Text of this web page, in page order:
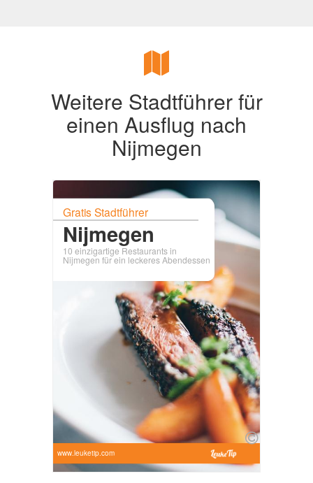
Weitere Stadtführer für
einen Ausflug nach
Nijmegen
Gratis Stadtführer
Nijmegen
10 einzigartige Restaurants in
Nijmegen für ein leckeres Abendessen
www.leuketip.com